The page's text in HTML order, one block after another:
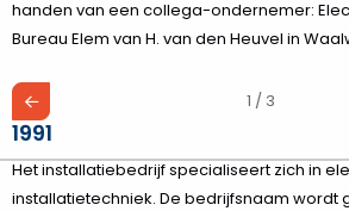
handen van een collega-ondernemer:
Bureau Elem van H. van den Heuvel in
1 / 3
1991
Het installatiebedrijf specialiseert zich in
installatietechniek. De bedrijfsnaam wordt